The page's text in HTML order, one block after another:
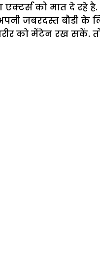
को मात दे रहे
जबरदस्त बौडी
को मेंटेन रख